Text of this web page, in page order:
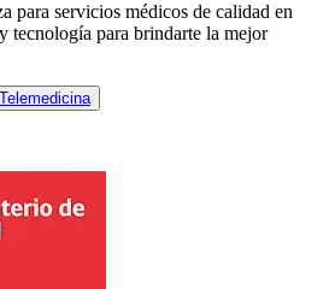
para servicios médicos de calidad en
tecnología para brindarte la mejor